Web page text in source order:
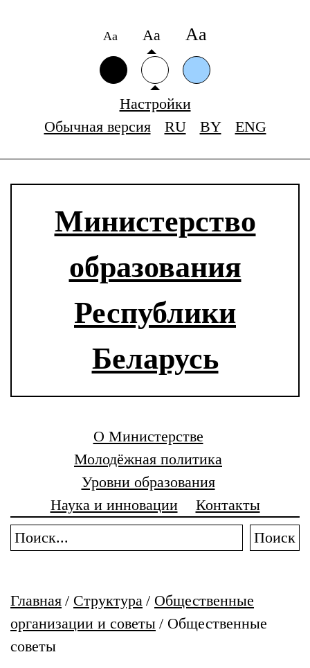
Аа Аа Аа
Настройки
Обычная версия
RU BY ENG
Министерство
образования
Республики
Беларусь
О Министерстве
Молодёжная политика
Уровни образования
Наука и инновации
Контакты
Поиск
Главная / Структура / Общественные
организации и советы / Общественные
советы